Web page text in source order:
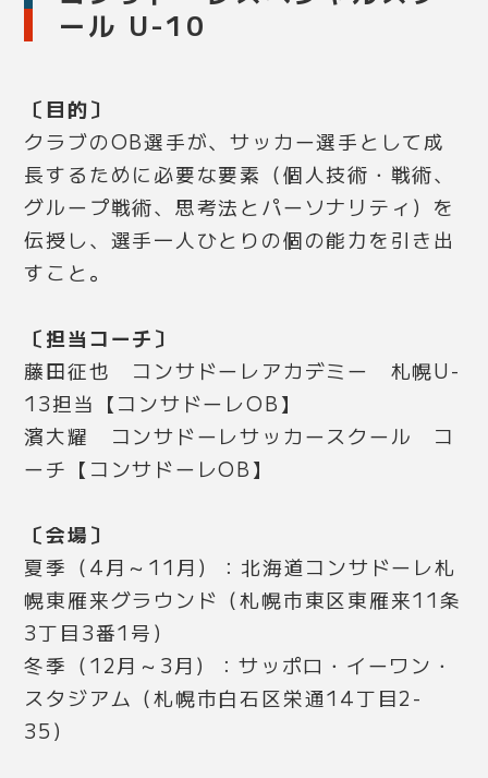
ール U-10
〔目的〕
クラブのOB選手が、サッカー選手として成
長するために必要な要素（個人技術・戦術、
グループ戦術、思考法とパーソナリティ）を
伝授し、選手一人ひとりの個の能力を引き出
すこと。
〔担当コーチ〕
藤田征也 コンサドーレアカデミー 札幌U-
13担当【コンサドーレOB】
濱大耀 コンサドーレサッカースクール コ
ーチ【コンサドーレOB】
〔会場〕
夏季（4月～11月）：北海道コンサドーレ札
幌東雁来グラウンド（札幌市東区東雁来11条
3丁目3番1号）
冬季（12月～3月）：サッポロ・イーワン・
スタジアム（札幌市白石区栄通14丁目2-
35）